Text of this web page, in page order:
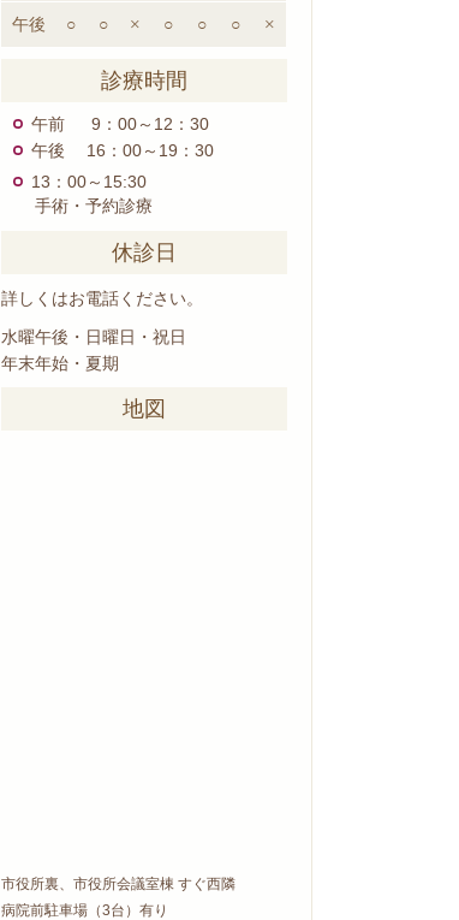
午後 ○ ○ × ○ ○ ○ ×
診療時間
午前 9：00～12：30
午後 16：00～19：30
13：00～15:30
手術・予約診療
休診日
詳しくはお電話ください。
水曜午後・日曜日・祝日
年末年始・夏期
地図
市役所裏、市役所会議室棟 すぐ西隣
病院前駐車場（3台）有り